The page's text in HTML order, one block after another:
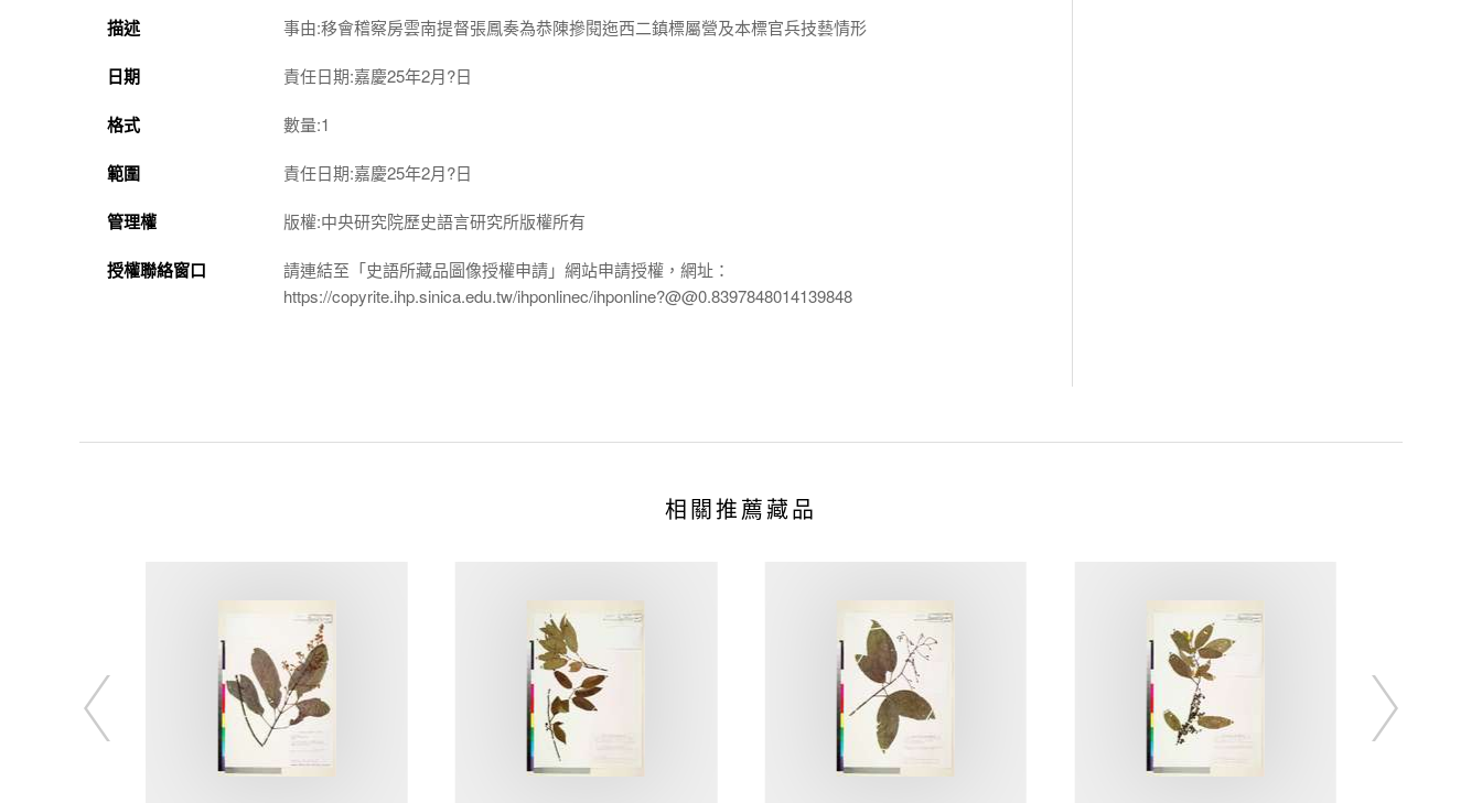
描述 事由:移會稽察房雲南提督張鳳奏為恭陳摻閱迤西二鎮標屬營及本標官兵技藝情形
日期 責任日期:嘉慶25年2月?日
格式 數量:1
範圍 責任日期:嘉慶25年2月?日
管理權 版權:中央研究院歷史語言研究所版權所有
授權聯絡窗口
請連結至「史語所藏品圖像授權申請」網站申請授權，網址：
https://copyrite.ihp.sinica.edu.tw/ihponlinec/ihponline?@@0.8397848014139848
相關推薦藏品